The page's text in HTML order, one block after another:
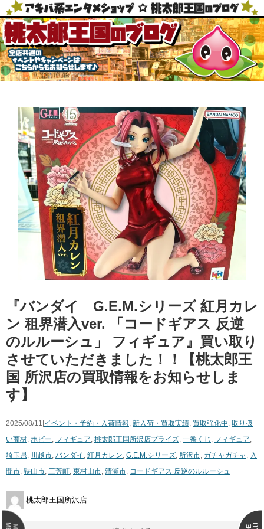
『バンダイ G.E.M.シリーズ 紅月カレ
ン 租界潜入ver. 「コードギアス 反逆
のルルーシュ」 フィギュア』買い取り
させていただきました！！【桃太郎王
国 所沢店の買取情報をお知らせしま
す】
2025/08/11| イベント・予約・入荷情報, 新入荷・買取実績, 買取強化中, 取り扱
い商材, ホビー, フィギュア, 桃太郎王国所沢店プライズ, 一番くじ , フィギュア,
埼玉県, 川越市, バンダイ , 紅月カレン, G.E.M.シリーズ, 所沢市, ガチャガチャ , 入
間市, 狭山市, 三芳町, 東村山市, 清瀬市, コードギアス 反逆のルルーシュ
桃太郎王国所沢店